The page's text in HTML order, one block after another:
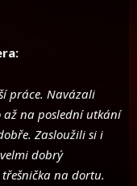
práce. Navázali
až na poslední utkání
Zasloužili si i
dobrý
na dortu.